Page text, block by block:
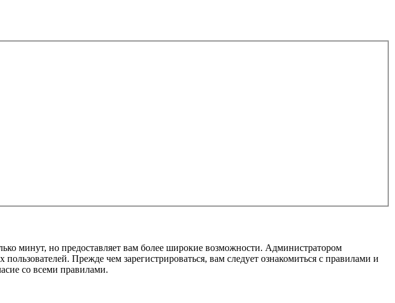
минут, но предоставляет вам более широкие возможности. Администратором
Прежде чем зарегистрироваться, вам следует ознакомиться с правилами и
со всеми правилами.